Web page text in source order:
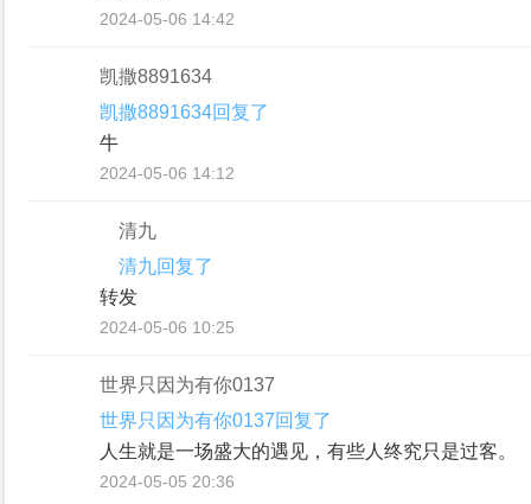
2024-05-06 14:42
凯撒8891634
凯撒8891634回复了
牛
2024-05-06 14:12
清九
清九回复了
转发
2024-05-06 10:25
世界只因为有你0137
世界只因为有你0137回复了
人生就是一场盛大的遇见，有些人终究只是过客。
2024-05-05 20:36